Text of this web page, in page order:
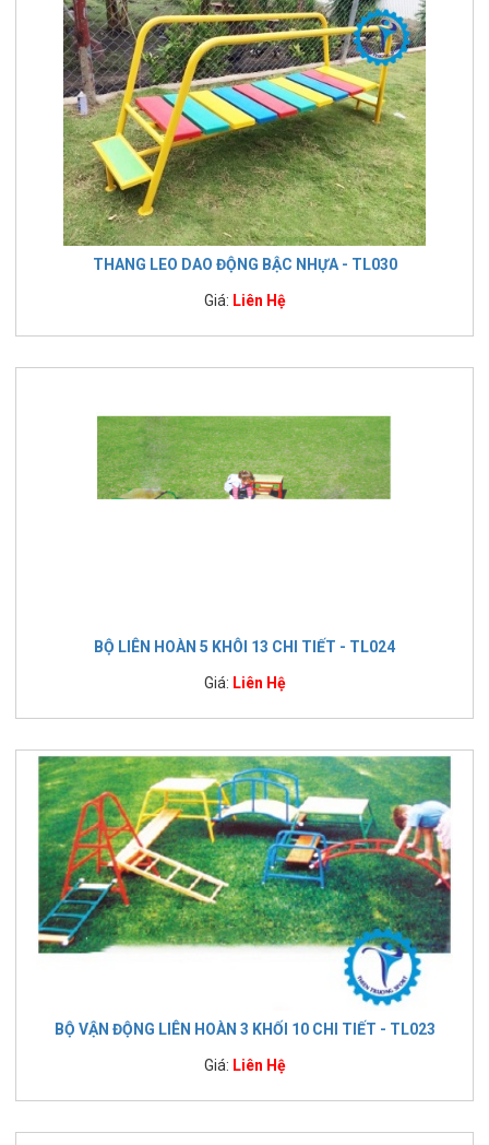
THANG LEO DAO ĐỘNG BẬC NHỰA - TL030
Giá: Liên Hệ
BỘ LIÊN HOÀN 5 KHÔI 13 CHI TIẾT - TL024
Giá: Liên Hệ
BỘ VẬN ĐỘNG LIÊN HOÀN 3 KHỐI 10 CHI TIẾT - TL023
Giá: Liên Hệ